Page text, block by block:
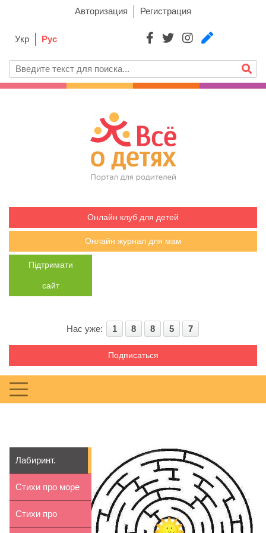
Авторизация Регистрация
Укр Рус
Онлайн клуб для детей
Онлайн журнал для мам
Підтримати
сайт
Нас уже: 1 8 8 5 7
Подписаться
Лабиринт.
Лягушка-
путешественни...
Стихи про море
для детей 9-10
Стихи про